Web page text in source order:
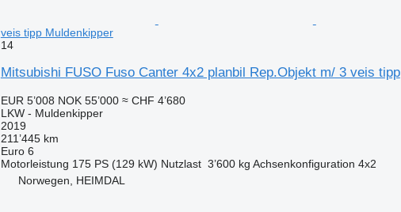
veis tipp Muldenkipper
14
Mitsubishi FUSO Fuso Canter 4x2 planbil Rep.Objekt m/ 3 veis tipp
EUR 5’008 NOK 55’000 ≈ CHF 4’680
LKW - Muldenkipper
2019
211’445 km
Euro 6
Motorleistung 175 PS (129 kW) Nutzlast 3’600 kg Achsenkonfiguration 4x2
Norwegen, HEIMDAL